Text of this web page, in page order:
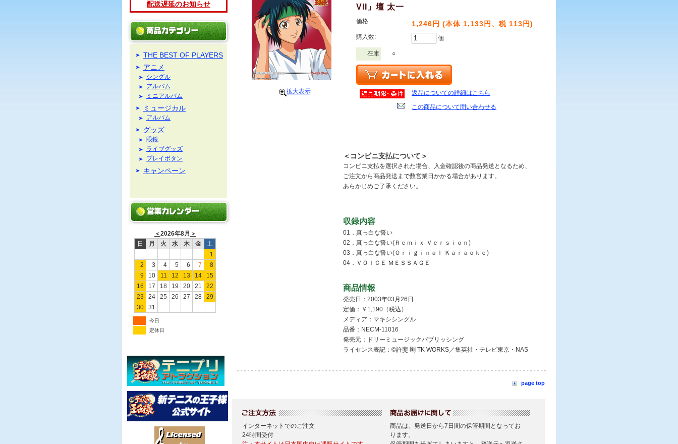
配送遅延のお知らせ
THE BEST OF PLAYERS
アニメ
シングル
アルバム
ミニアルバム
ミュージカル
アルバム
グッズ
眼鏡
ライブグッズ
プレイボタン
キャンペーン
＜2026年8月 ＞
日
月 火 水 木 金
土
1
2
3 4 5 6 7
8
9
10 11 12 13 14
15
16
17 18 19 20 21
22
23
24 25 26 27 28
29
30
31
今日
定休日
拡大表示
VII」壇 太一
価格: 1,246円 (本体 1,133円、税 113円)
購入数: 個
在庫 ○
返品についての詳細はこちら
この商品について問い合わせる
＜コンビニ支払について＞
コンビニ支払を選択された場合、入金確認後の商品発送となるため、
ご注文から商品発送まで数営業日かかる場合があります。
あらかじめご了承ください。
収録内容
01．真っ白な誓い
02．真っ白な誓い(Ｒｅｍｉｘ Ｖｅｒｓｉｏｎ)
03．真っ白な誓い(Ｏｒｉｇｉｎａｌ Ｋａｒａｏｋｅ)
04．ＶＯＩＣＥ ＭＥＳＳＡＧＥ
商品情報
発売日：2003年03月26日
定価：￥1,190（税込）
メディア：マキシシングル
品番：NECM-11016
発売元：ドリーミュージックパブリッシング
ライセンス表記：©許斐 剛 TK WORKS／集英社・テレビ東京・NAS
page top